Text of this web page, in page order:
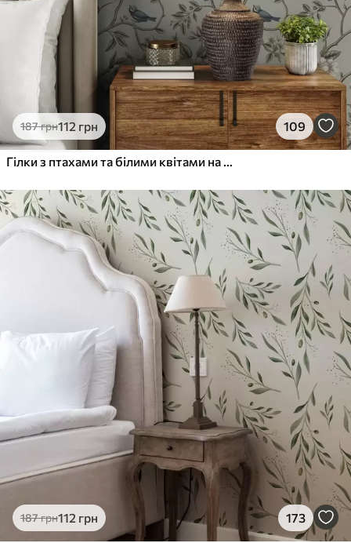
Преміум
590 /м²
Преміум Вініл
1133 грн /м²
187грн112 грн 109
Гілки з птахами та білими квітами на ніжному тлі
187грн112 грн 173